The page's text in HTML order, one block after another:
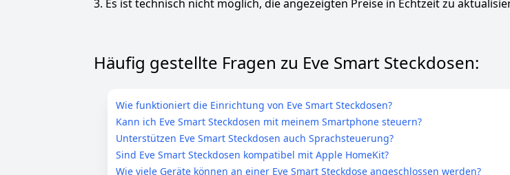
3. Es ist technisch nicht möglich, die angezeigten Preise in Echtzeit zu
Häufig gestellte Fragen zu Eve Smart Steckdosen:
Wie funktioniert die Einrichtung von Eve Smart Steckdosen?
Kann ich Eve Smart Steckdosen mit meinem Smartphone steuern?
Unterstützen Eve Smart Steckdosen auch Sprachsteuerung?
Sind Eve Smart Steckdosen kompatibel mit Apple HomeKit?
Wie viele Geräte können an einer Eve Smart Steckdose angeschlossen werden?